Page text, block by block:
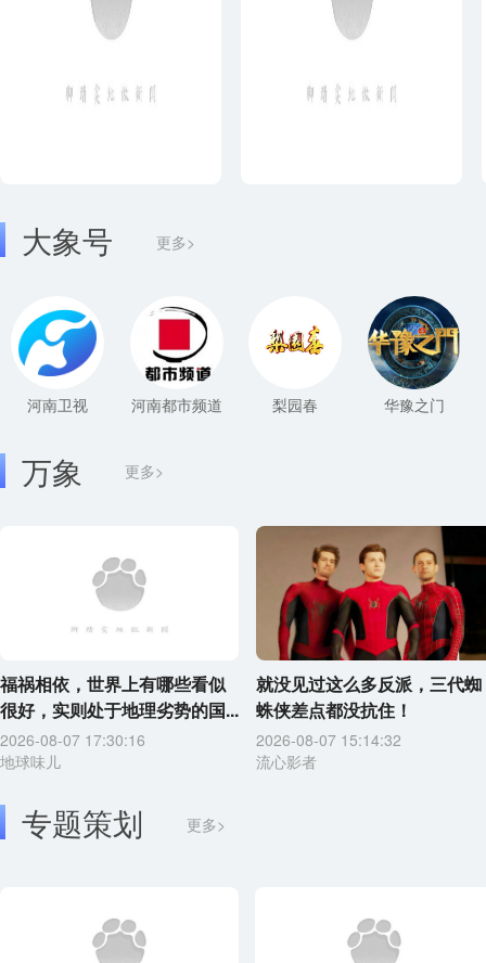
大象号 更多>
河南卫视 河南都市频道 梨园春 华豫之门
更多>
万象
福祸相依，世界上有哪些看似
很好，实则处于地理劣势的国...
2026-08-07 17:30:16
地球味儿
就没见过这么多反派，三代蜘
蛛侠差点都没抗住！
2026-08-07 15:14:32
流心影者
专题策划 更多>